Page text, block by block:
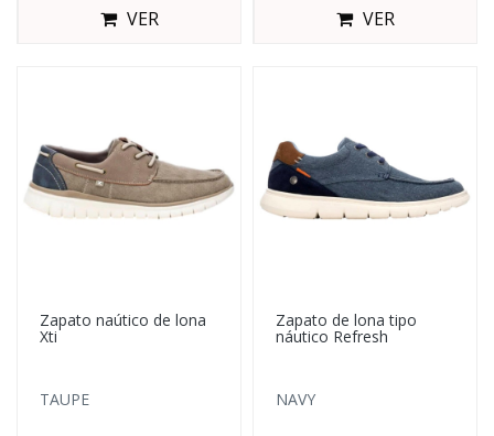
VER VER
Zapato naútico de lona
Xti
TAUPE
Zapato de lona tipo
náutico Refresh
NAVY